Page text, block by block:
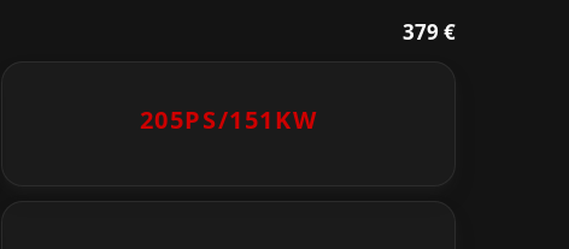
379 €
205PS/151KW